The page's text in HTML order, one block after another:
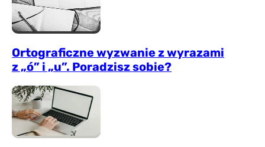
Ortograficzne wyzwanie z wyrazami
z „ó” i „u”. Poradzisz sobie?